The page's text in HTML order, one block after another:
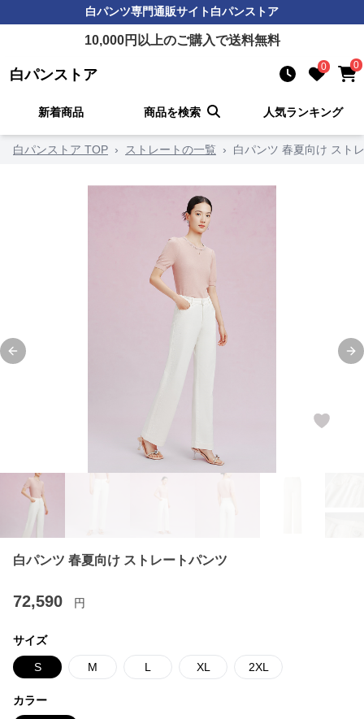
白パンツ専門通販サイト白パンストア
10,000円以上のご購入で送料無料
白パンストア 0 0
新着商品 商品を検索 人気ランキング
白パンストア TOP › ストレートの一覧 › 白パンツ 春夏向け スト
Previous slide
白パンツ 春夏向け ストレートパンツ
72,590 円
サイズ
S M L XL 2XL
カラー